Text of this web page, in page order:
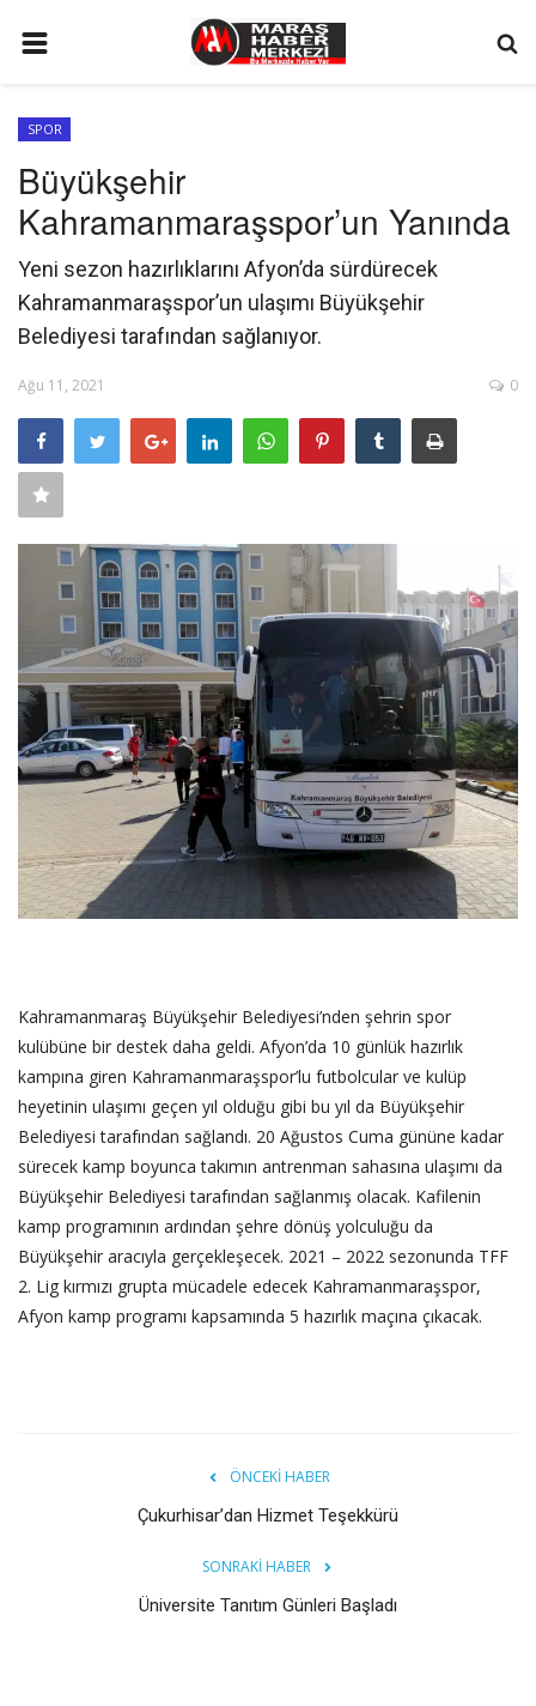
GÜNDEM
SİYASET
EKONOMİ
EĞİTİM
SPOR
İLETİŞİM
KÜNYE
FOTO GALERİ
KÜLTÜR SANAT
SAĞLIK
FİRMA HABER
OTURUM AÇ
KAYIT
SPOR
Büyükşehir
Kahramanmaraşspor’un Yanında
Yeni sezon hazırlıklarını Afyon’da sürdürecek
Kahramanmaraşspor’un ulaşımı Büyükşehir
Belediyesi tarafından sağlanıyor.
Ağu 11, 2021 0
Kahramanmaraş Büyükşehir Belediyesi’nden şehrin spor
kulübüne bir destek daha geldi. Afyon’da 10 günlük hazırlık
kampına giren Kahramanmaraşspor’lu futbolcular ve kulüp
heyetinin ulaşımı geçen yıl olduğu gibi bu yıl da Büyükşehir
Belediyesi tarafından sağlandı. 20 Ağustos Cuma gününe kadar
sürecek kamp boyunca takımın antrenman sahasına ulaşımı da
Büyükşehir Belediyesi tarafından sağlanmış olacak. Kafilenin
kamp programının ardından şehre dönüş yolculuğu da
Büyükşehir aracıyla gerçekleşecek. 2021 – 2022 sezonunda TFF
2. Lig kırmızı grupta mücadele edecek Kahramanmaraşspor,
Afyon kamp programı kapsamında 5 hazırlık maçına çıkacak.
ÖNCEKI HABER
Çukurhisar’dan Hizmet Teşekkürü
SONRAKI HABER
Üniversite Tanıtım Günleri Başladı